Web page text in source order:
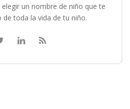
un nombre de niño que te
de toda la vida de tu niño.